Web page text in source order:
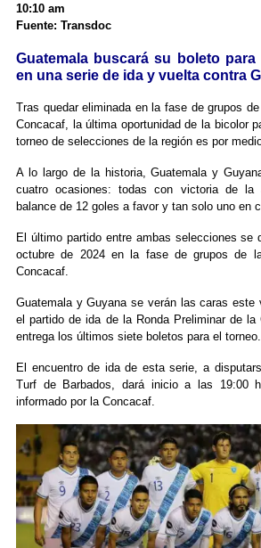
10:10 am
Fuente: Transdoc
Guatemala buscará su boleto para
en una serie de ida y vuelta contra
Tras quedar eliminada en la fase de grupos
Concacaf, la última oportunidad de la bicolor
torneo de selecciones de la región es por
A lo largo de la historia, Guatemala y
cuatro ocasiones: todas con victoria de
balance de 12 goles a favor y tan solo uno en
El último partido entre ambas selecciones se
octubre de 2024 en la fase de grupos de
Concacaf.
Guatemala y Guyana se verán las caras este
el partido de ida de la Ronda Preliminar de la
entrega los últimos siete boletos para el torneo.
El encuentro de ida de esta serie, a
Turf de Barbados, dará inicio a las 19:00
informado por la Concacaf.